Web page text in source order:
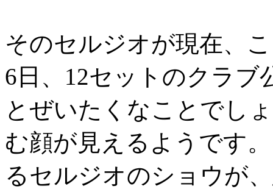
そのセルジオが現在、
6日、12セットのクラブ
とぜいたくなことでし
む顔が見えるようです
るセルジオのショウが